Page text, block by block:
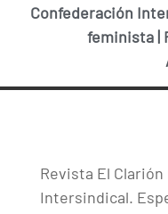
Confederación
feminista|
Revista El Clarión
Intersindical.